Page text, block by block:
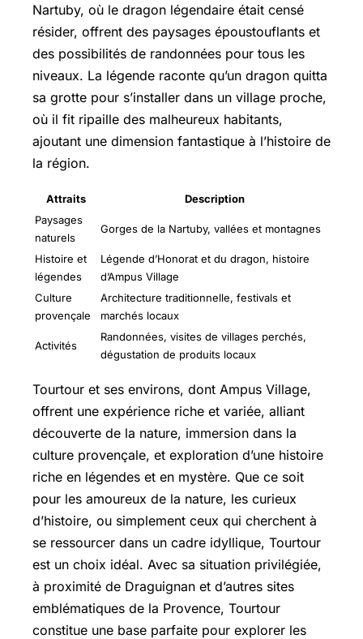
Nartuby, où le dragon légendaire était censé
résider, offrent des paysages époustouflants et
des possibilités de randonnées pour tous les
niveaux. La légende raconte qu’un dragon quitta
sa grotte pour s’installer dans un village proche,
où il fit ripaille des malheureux habitants,
ajoutant une dimension fantastique à l’histoire de
la région.
Attraits
Description
Paysages
naturels
Gorges de la Nartuby, vallées et montagnes
Histoire et
légendes
Légende d’Honorat et du dragon, histoire
d’Ampus Village
Culture
provençale
Architecture traditionnelle, festivals et
marchés locaux
Activités
Randonnées, visites de villages perchés,
dégustation de produits locaux
Tourtour et ses environs, dont Ampus Village,
offrent une expérience riche et variée, alliant
découverte de la nature, immersion dans la
culture provençale, et exploration d’une histoire
riche en légendes et en mystère. Que ce soit
pour les amoureux de la nature, les curieux
d’histoire, ou simplement ceux qui cherchent à
se ressourcer dans un cadre idyllique, Tourtour
est un choix idéal. Avec sa situation privilégiée,
à proximité de Draguignan et d’autres sites
emblématiques de la Provence, Tourtour
constitue une base parfaite pour explorer les